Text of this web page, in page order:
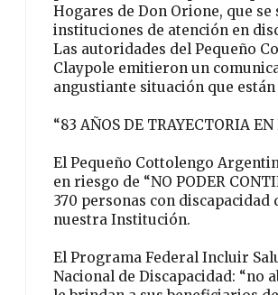
Hogares de Don Orione, que se
instituciones de atención en
Las autoridades del Pequeño
Claypole emitieron un
angustiante situación que
“83 AÑOS DE TRAYECTORIA EN
El Pequeño Cottolengo
en riesgo de “NO PODER
370 personas con
nuestra Institución.
El Programa Federal Incluir
Nacional de Discapacidad: “no